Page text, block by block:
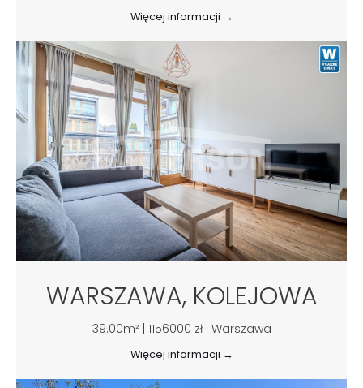
Więcej informacji →
WARSZAWA, KOLEJOWA
39.00m² | 1156000 zł | Warszawa
Więcej informacji →